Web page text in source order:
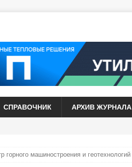
СПРАВОЧНИК АРХИВ ЖУРНАЛА
горного машиностроения и геотехнологий